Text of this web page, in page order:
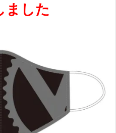
ました